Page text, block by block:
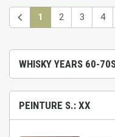
WHISKY YEARS 60-
PEINTURE S.: XX
1 2 3 4